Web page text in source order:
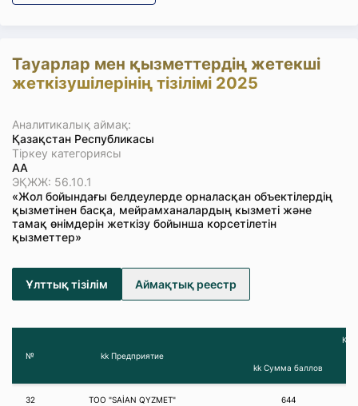
Тауарлар мен қызметтердің жетекші
жеткізушілерінің тізілімі 2025
Аналитикалық аймақ:
Қазақстан Республикасы
Тіркеу категориясы
АА
ЭҚЖЖ: 56.10.1
«Жол бойындағы белдеулерде орналасқан объектілердің
қызметінен басқа, мейрамханалардың кызметі және
тамақ өнімдерін жеткізу бойынша корсетілетін
қызметтер»
Ұлттық тізілім Аймақтық реестр
№ kk Предприятие
kk Сумма баллов
32 ТОО "SAİAN QYZMET" 644